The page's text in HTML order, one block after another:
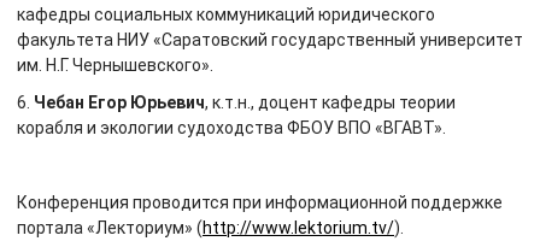
кафедры социальных коммуникаций юридического
факультета НИУ «Саратовский государственный университет
им. Н.Г. Чернышевского».
6. Чебан Егор Юрьевич, к.т.н., доцент кафедры теории
корабля и экологии судоходства ФБОУ ВПО «ВГАВТ».
Конференция проводится при информационной поддержке
портала «Лекториум» (http://www.lektorium.tv/).